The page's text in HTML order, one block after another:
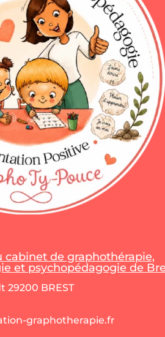
cabinet de graphothérapie,
et psychopédagogie de
29200 BREST
graphotherapie.fr